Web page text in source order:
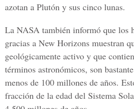
azotan a Plutón y sus cinco lunas.
La NASA también informó que los
gracias a New Horizons muestran
geológicamente activo y que
términos astronómicos, son
menos de 100 millones de años.
fracción de la edad del Sistema